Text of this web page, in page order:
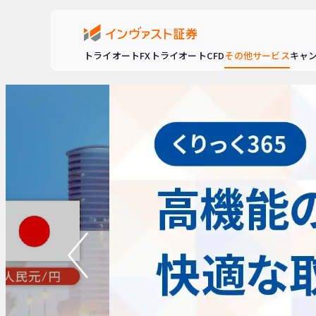
トライオートFX トライオートCFDその他サービスキャ